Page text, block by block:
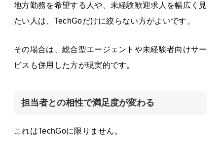
地方勤務を希望する人や、未経験歓迎求人を幅広く見
たい人は、TechGoだけに絞らない方がよいです。
その場合は、総合型エージェントや未経験者向けサー
ビスも併用した方が現実的です。
担当者との相性で満足度が変わる
これはTechGoに限りません。